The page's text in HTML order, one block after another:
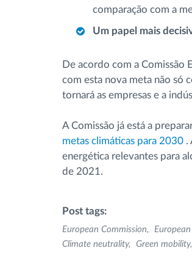
comparação com a
Um papel mais
De acordo com a Comissão
com esta nova meta não só
tornará as empresas e a
A Comissão já está a
metas climáticas para 2030 .
energética relevantes para
de 2021.
Post tags:
European Commission
Climate neutrality
Green mobility